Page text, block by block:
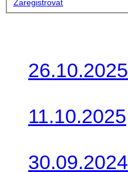
Zaregistrovať
26.10.2025
11.10.2025
30.09.2024